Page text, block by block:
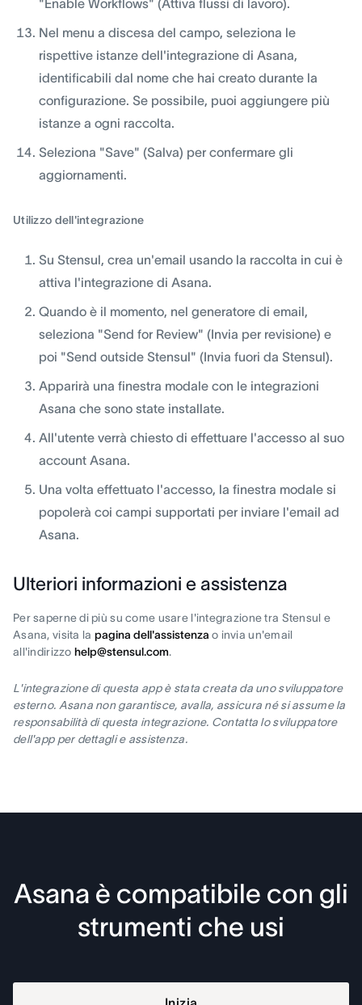
Nel menu a discesa del campo, seleziona le
rispettive istanze dell'integrazione di Asana,
identificabili dal nome che hai creato durante la
configurazione. Se possibile, puoi aggiungere più
istanze a ogni raccolta.
Seleziona "Save" (Salva) per confermare gli
aggiornamenti.
Utilizzo dell'integrazione
Su Stensul, crea un'email usando la raccolta in cui è
attiva l'integrazione di Asana.
Quando è il momento, nel generatore di email,
seleziona "Send for Review" (Invia per revisione) e
poi "Send outside Stensul" (Invia fuori da Stensul).
Apparirà una finestra modale con le integrazioni
Asana che sono state installate.
All'utente verrà chiesto di effettuare l'accesso al suo
account Asana.
Una volta effettuato l'accesso, la finestra modale si
popolerà coi campi supportati per inviare l'email ad
Asana.
Ulteriori informazioni e assistenza
Per saperne di più su come usare l'integrazione tra Stensul e
Asana, visita la pagina dell'assistenza o invia un'email
all'indirizzo help@stensul.com.
L'integrazione di questa app è stata creata da uno sviluppatore
esterno. Asana non garantisce, avalla, assicura né si assume la
responsabilità di questa integrazione. Contatta lo sviluppatore
dell'app per dettagli e assistenza.
Asana è compatibile con gli
strumenti che usi